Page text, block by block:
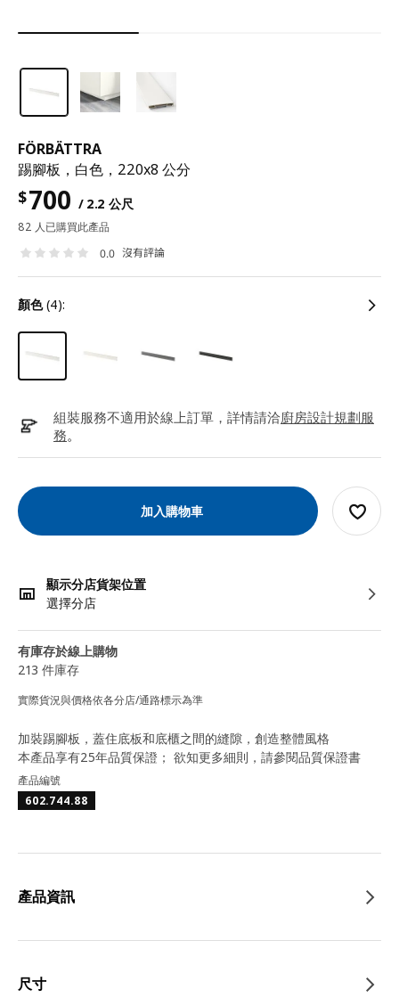
FÖRBÄTTRA
踢腳板，白色，220x8 公分
$700 / 2.2 公尺
82 人已購買此產品
0.0 沒有評論
顏色(4):
組裝服務不適用於線上訂單，詳情請洽廚房設計規劃服
務。
加入購物車
顯示分店貨架位置
選擇分店
有庫存於線上購物
213 件庫存
實際貨況與價格依各分店/通路標示為準
加裝踢腳板，蓋住底板和底櫃之間的縫隙，創造整體風格
本產品享有25年品質保證； 欲知更多細則，請參閱品質保證書
產品編號
602.744.88
產品資訊
尺寸